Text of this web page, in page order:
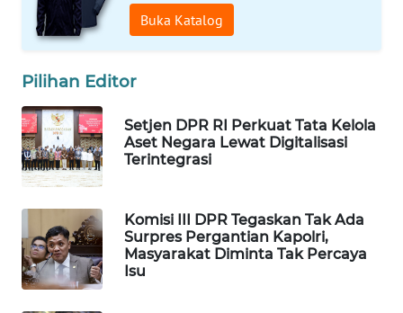
Buka Katalog
Pilihan Editor
Setjen DPR RI Perkuat Tata Kelola
Aset Negara Lewat Digitalisasi
Terintegrasi
Komisi III DPR Tegaskan Tak Ada
Surpres Pergantian Kapolri,
Masyarakat Diminta Tak Percaya
Isu
WAHANA
INFRASTRUKTUR
WAHANA
WAHANA
LISTRIK
WAHANA
TRAVEL
WAHANA
TV